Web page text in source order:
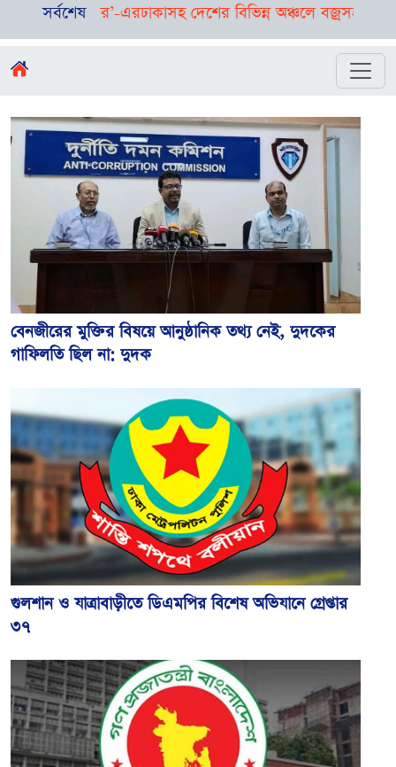
সর্বশেষ
ঢাকাসহ দেশের বিভিন্ন অঞ্চলে বজ্রসহ বৃষ্টির সম্ভাবনা, কমতে
বেনজীরের মুক্তির বিষয়ে আনুষ্ঠানিক তথ্য নেই, দুদকের
গাফিলতি ছিল না: দুদক
গুলশান ও যাত্রাবাড়ীতে ডিএমপির বিশেষ অভিযানে গ্রেপ্তার
৩৭